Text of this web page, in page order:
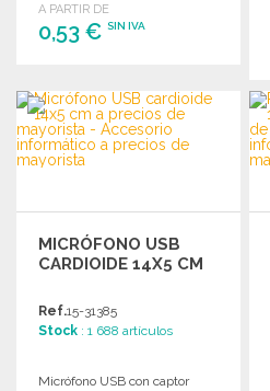
venta al por mayor.
A PARTIR DE
0,53 € SIN IVA
Solicitar un presupuesto
MICRÓFONO USB
CARDIOIDE 14X5 CM
Ref.15-31385
Stock : 1 688 artículos
Micrófono USB con captor